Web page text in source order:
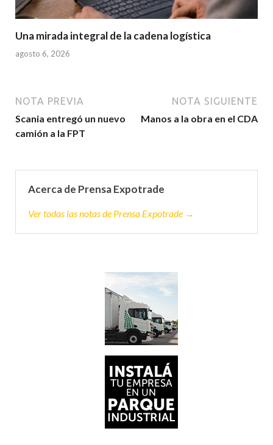
Una mirada integral de la cadena logística
agosto 6, 2026
NOTA PREVIA
Scania entregó un nuevo
camión a la FPT
NOTA SIGUIENTE
Manos a la obra en el CDA
Acerca de Prensa Expotrade
Ver todas las notas de Prensa Expotrade →